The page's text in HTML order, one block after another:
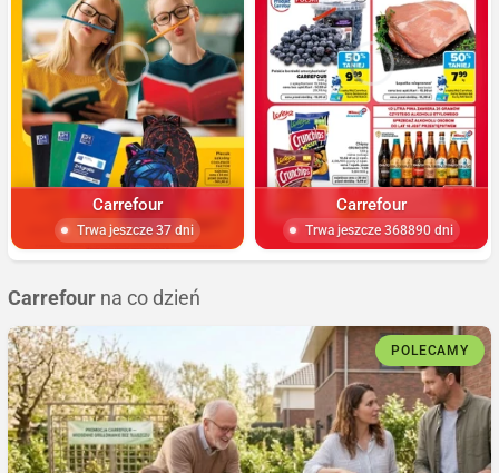
Carrefour
Trwa jeszcze 37 dni
Carrefour
Trwa jeszcze 368890 dni
Carrefour na co dzień
POLECAMY